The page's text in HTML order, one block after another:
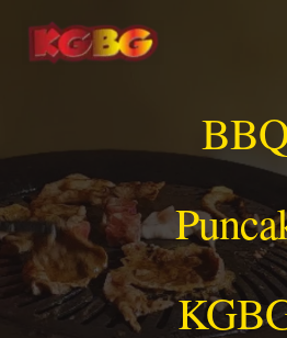
konten